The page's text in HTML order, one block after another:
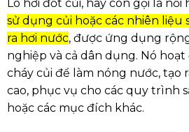
Lò hơi đốt củi, hay còn gọi là nồi
sử dụng củi hoặc các nhiên liệu
ra hơi nước, được ứng dụng
nghiệp và cả dân dụng. Nó
cháy củi để làm nóng nước, tạo
cao, phục vụ cho các quy trình
hoặc các mục đích khác.